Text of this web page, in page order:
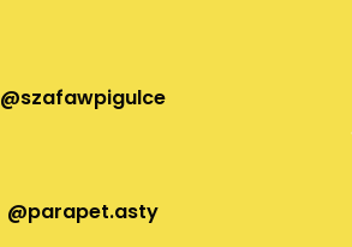
@szafawpigulce
@parapet.asty